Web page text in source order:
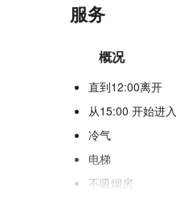
服务
概况
直到12:00离开
从15:00 开始进入
冷气
电梯
不吸烟房